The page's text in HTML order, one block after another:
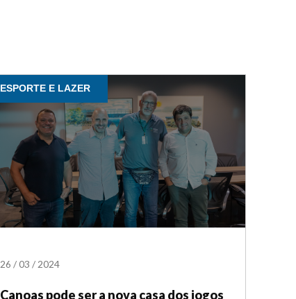
ESPORTE E LAZER
26 /03 / 2024
Canoas pode ser a nova casa dos jogos